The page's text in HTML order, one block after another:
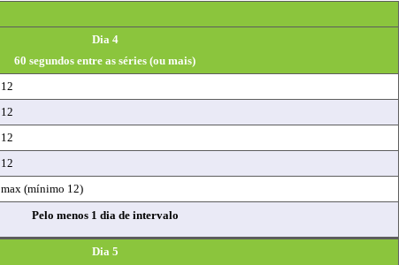
Dia 4
60 segundos entre as séries (ou mais)
12
12
12
12
max (mínimo 12)
Pelo menos 1 dia de intervalo
Dia 5